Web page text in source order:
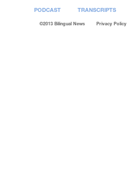
PODCAST TRANSCRIPTS
©2013 Bilingual News Privacy Policy